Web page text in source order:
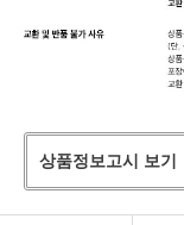
상품정보고시 보기